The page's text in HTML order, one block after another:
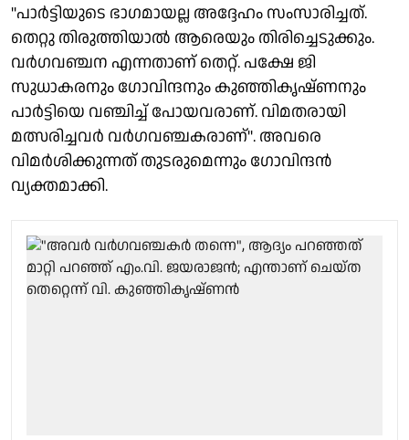
''പാർട്ടിയുടെ ഭാഗമായല്ല അദ്ദേഹം സംസാരിച്ചത്.
തെറ്റു തിരുത്തിയാൽ ആരെയും തിരിച്ചെടുക്കും.
വർ​ഗവഞ്ചന എന്നതാണ് തെറ്റ്. പക്ഷേ ജി
സുധാകരനും ഗോവിന്ദനും കുഞ്ഞികൃഷ്ണനും
പാർട്ടിയെ വഞ്ചിച്ച് പോയവരാണ്. വിമതരായി
മത്സരിച്ചവർ വർഗവഞ്ചകരാണ്''. അവരെ
വിമർശിക്കുന്നത് തുടരുമെന്നും ഗോവിന്ദൻ
വ്യക്തമാക്കി.